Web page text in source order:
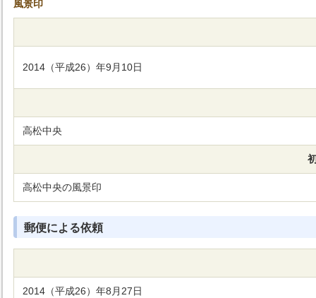
風景印
2014（平成26）年9月10日
高松中央
高松中央の風景印
郵便による依頼
2014（平成26）年8月27日